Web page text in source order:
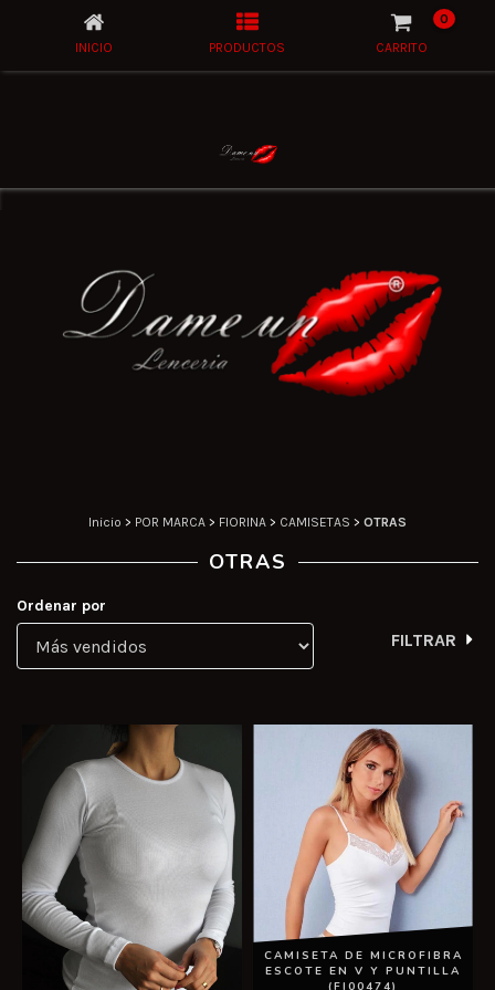
INICIO PRODUCTOS CARRITO
0
Inicio > POR MARCA > FIORINA > CAMISETAS > OTRAS
OTRAS
Ordenar por
FILTRAR
CAMISETA DE MICROFIBRA
ESCOTE EN V Y PUNTILLA